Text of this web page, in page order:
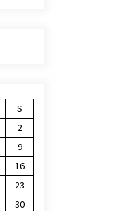
S
2
9
16
23
30